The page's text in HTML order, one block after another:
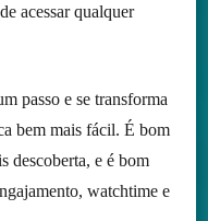
acessar qualquer
passo e se transforma
bem mais fácil. É bom
descoberta, e é bom
watchtime e